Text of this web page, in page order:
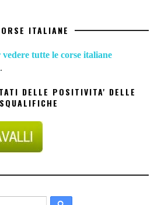
ITALIANE
tutte le corse italiane
.
DELLE POSITIVITA' DELLE